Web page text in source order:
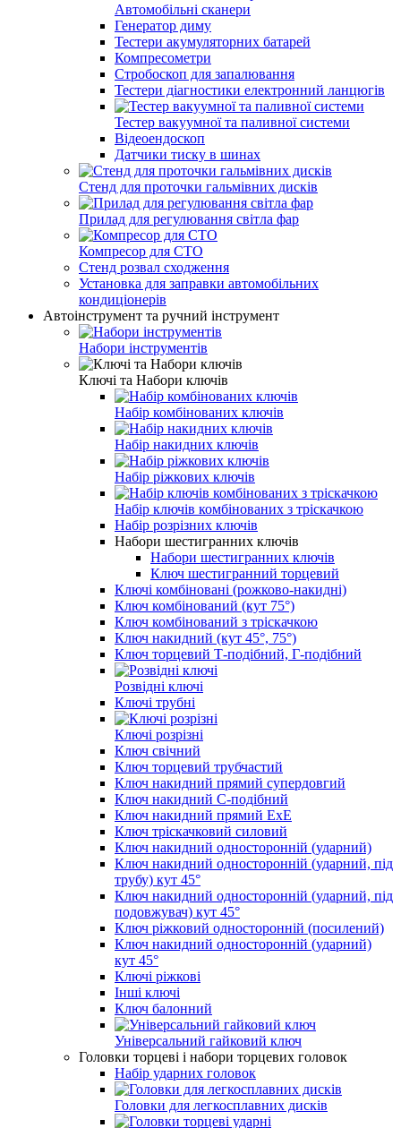
Автомобільні сканери
Генератор диму
Тестери акумуляторних батарей
Компресометри
Стробоскоп для запалювання
Тестери діагностики електронний ланцюгів
Тестер вакуумної та паливної системи
Відеоендоскоп
Датчики тиску в шинах
Стенд для проточки гальмівних дисків
Прилад для регулювання світла фар
Компресор для СТО
Стенд розвал сходження
Установка для заправки автомобільних
кондиціонерів
Автоінструмент та ручний інструмент
Набори інструментів
Ключі та Набори ключів
Набір комбінованих ключів
Набір накидних ключів
Набір ріжкових ключів
Набір ключів комбінованих з тріскачкою
Набір розрізних ключів
Набори шестигранних ключів
Набори шестигранних ключів
Ключ шестигранний торцевий
Ключі комбіновані (рожково-накидні)
Ключ комбінований (кут 75°)
Ключ комбінований з тріскачкою
Ключ накидний (кут 45°, 75°)
Ключ торцевий Т-подібний, Г-подібний
Розвідні ключі
Ключі трубні
Ключі розрізні
Ключ свічний
Ключ торцевий трубчастий
Ключ накидний прямий супердовгий
Ключ накидний С-подібний
Ключ накидний прямий ExE
Ключ тріскачковий силовий
Ключ накидний односторонній (ударний)
Ключ накидний односторонній (ударний, під
трубу) кут 45°
Ключ накидний односторонній (ударний, під
подовжувач) кут 45°
Ключ ріжковий односторонній (посилений)
Ключ накидний односторонній (ударний)
кут 45°
Ключі ріжкові
Інші ключі
Ключ балонний
Універсальний гайковий ключ
Головки торцеві і набори торцевих головок
Набір ударних головок
Головки для легкосплавних дисків